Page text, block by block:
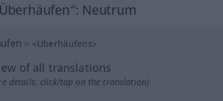
: Neutrum
n <Überhäufens>
of all translations
details, click/tap on the translation)